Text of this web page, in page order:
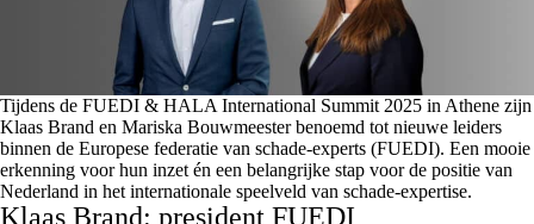
Tijdens de FUEDI & HALA International Summit 2025 in Athene zijn
Klaas Brand en Mariska Bouwmeester benoemd tot nieuwe leiders
binnen de Europese federatie van schade-experts (FUEDI). Een mooie
erkenning voor hun inzet én een belangrijke stap voor de positie van
Nederland in het internationale speelveld van schade-expertise.
Klaas Brand: president FUEDI